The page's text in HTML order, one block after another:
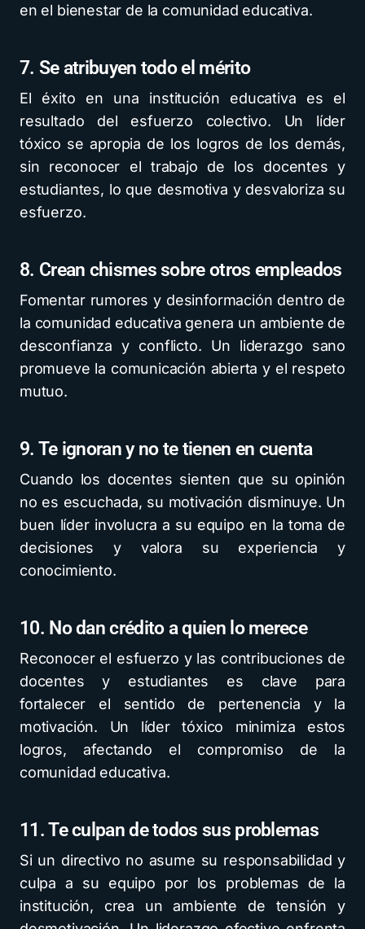
en el bienestar de la comunidad educativa.
7. Se atribuyen todo el mérito
El éxito en una institución educativa es el
resultado del esfuerzo colectivo. Un líder
tóxico se apropia de los logros de los demás,
sin reconocer el trabajo de los docentes y
estudiantes, lo que desmotiva y desvaloriza su
esfuerzo.
8. Crean chismes sobre otros empleados
Fomentar rumores y desinformación dentro de
la comunidad educativa genera un ambiente de
desconfianza y conflicto. Un liderazgo sano
promueve la comunicación abierta y el respeto
mutuo.
9. Te ignoran y no te tienen en cuenta
Cuando los docentes sienten que su opinión
no es escuchada, su motivación disminuye. Un
buen líder involucra a su equipo en la toma de
decisiones y valora su experiencia y
conocimiento.
10. No dan crédito a quien lo merece
Reconocer el esfuerzo y las contribuciones de
docentes y estudiantes es clave para
fortalecer el sentido de pertenencia y la
motivación. Un líder tóxico minimiza estos
logros, afectando el compromiso de la
comunidad educativa.
11. Te culpan de todos sus problemas
Si un directivo no asume su responsabilidad y
culpa a su equipo por los problemas de la
institución, crea un ambiente de tensión y